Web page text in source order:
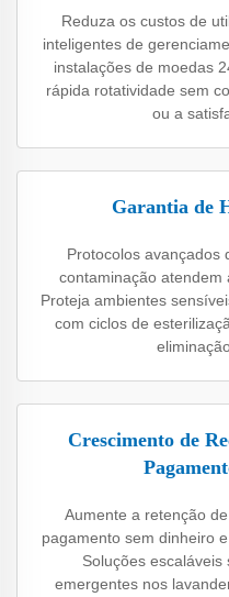
Reduza os custos de
inteligentes de
instalações de moedas
rápida rotatividade sem
ou a
Garantia de
Protocolos avançados
contaminação atendem
Proteja ambientes
com ciclos de
Crescimento de
Aumente a retenção
pagamento sem dinheiro
Soluções
emergentes nos